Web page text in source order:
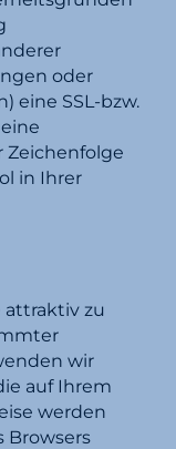
oder
eine SSL-bzw.
Zeichenfolge
in Ihrer
attraktiv zu
wir
auf Ihrem
werden
Browsers